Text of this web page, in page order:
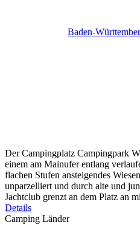
Baden-
Der Campingplatz Campingpark
einem am Mainufer entlang
flachen Stufen ansteigendes
unparzelliert und durch alte und
Jachtclub grenzt an dem Platz an
Details
Camping Länder